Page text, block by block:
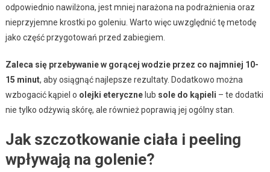
odpowiednio nawilżona, jest mniej narażona na podrażnienia oraz
nieprzyjemne krostki po goleniu. Warto więc uwzględnić tę metodę
jako część przygotowań przed zabiegiem.
Zaleca się przebywanie w gorącej wodzie przez co najmniej 10-
15 minut, aby osiągnąć najlepsze rezultaty. Dodatkowo można
wzbogacić kąpiel o olejki eterycznelub sole do kąpieli – te dodatki
nie tylko odżywią skórę, ale również poprawią jej ogólny stan.
Jak szczotkowanie ciała i peeling
wpływają na golenie?